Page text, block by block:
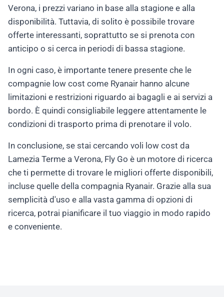
Verona, i prezzi variano in base alla stagione e alla
disponibilità. Tuttavia, di solito è possibile trovare
offerte interessanti, soprattutto se si prenota con
anticipo o si cerca in periodi di bassa stagione.
In ogni caso, è importante tenere presente che le
compagnie low cost come Ryanair hanno alcune
limitazioni e restrizioni riguardo ai bagagli e ai servizi a
bordo. È quindi consigliabile leggere attentamente le
condizioni di trasporto prima di prenotare il volo.
In conclusione, se stai cercando voli low cost da
Lamezia Terme a Verona, Fly Go è un motore di ricerca
che ti permette di trovare le migliori offerte disponibili,
incluse quelle della compagnia Ryanair. Grazie alla sua
semplicità d'uso e alla vasta gamma di opzioni di
ricerca, potrai pianificare il tuo viaggio in modo rapido
e conveniente.